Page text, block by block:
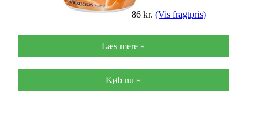
86 kr. (Vis fragtpris)
Læs mere »
Køb nu »